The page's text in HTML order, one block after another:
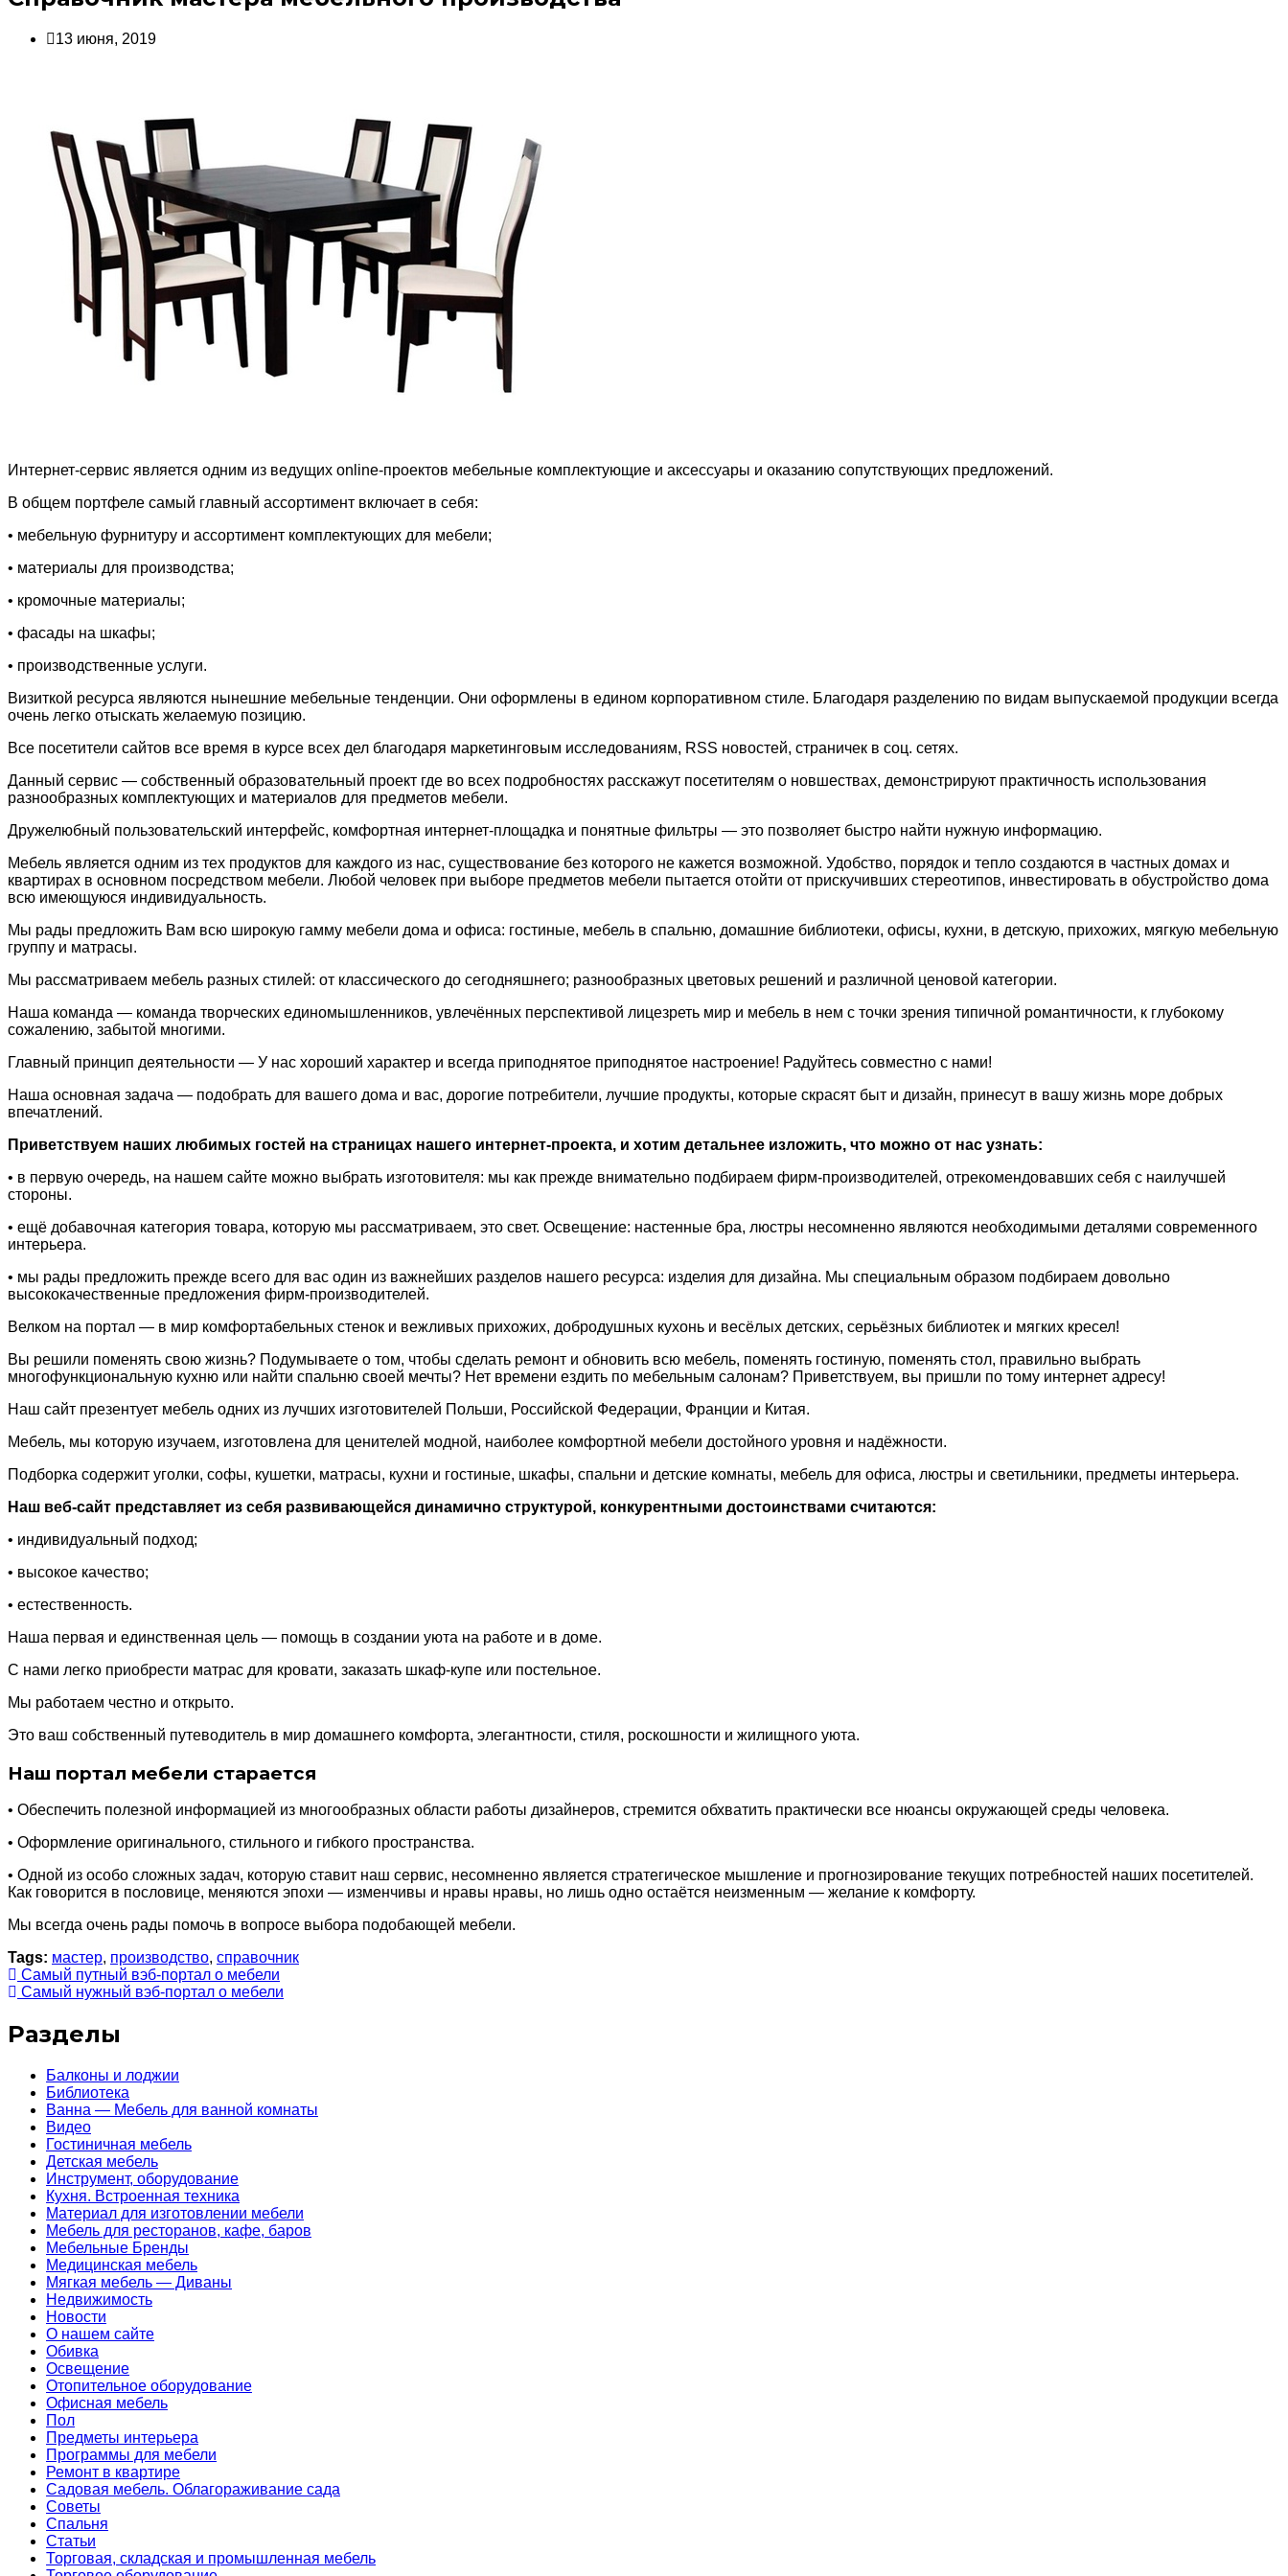
13 июня, 2019
Интернет-сервис является одним из ведущих online-проектов мебельные комплектующие и аксессуары и оказанию сопутствующих предложений.
В общем портфеле самый главный ассортимент включает в себя:
• мебельную фурнитуру и ассортимент комплектующих для мебели;
• материалы для производства;
• кромочные материалы;
• фасады на шкафы;
• производственные услуги.
Визиткой ресурса являются нынешние мебельные тенденции. Они оформлены в едином корпоративном стиле. Благодаря разделению по видам выпускаемой продукции всегда
очень легко отыскать желаемую позицию.
Все посетители сайтов все время в курсе всех дел благодаря маркетинговым исследованиям, RSS новостей, страничек в соц. сетях.
Данный сервис — собственный образовательный проект где во всех подробностях расскажут посетителям о новшествах, демонстрируют практичность использования
разнообразных комплектующих и материалов для предметов мебели.
Дружелюбный пользовательский интерфейс, комфортная интернет-площадка и понятные фильтры — это позволяет быстро найти нужную информацию.
Мебель является одним из тех продуктов для каждого из нас, существование без которого не кажется возможной. Удобство, порядок и тепло создаются в частных домах и
квартирах в основном посредством мебели. Любой человек при выборе предметов мебели пытается отойти от прискучивших стереотипов, инвестировать в обустройство дома
всю имеющуюся индивидуальность.
Мы рады предложить Вам всю широкую гамму мебели дома и офиса: гостиные, мебель в спальню, домашние библиотеки, офисы, кухни, в детскую, прихожих, мягкую мебельную
группу и матрасы.
Мы рассматриваем мебель разных стилей: от классического до сегодняшнего; разнообразных цветовых решений и различной ценовой категории.
Наша команда — команда творческих единомышленников, увлечённых перспективой лицезреть мир и мебель в нем с точки зрения типичной романтичности, к глубокому
сожалению, забытой многими.
Главный принцип деятельности — У нас хороший характер и всегда приподнятое приподнятое настроение! Радуйтесь совместно с нами!
Наша основная задача — подобрать для вашего дома и вас, дорогие потребители, лучшие продукты, которые скрасят быт и дизайн, принесут в вашу жизнь море добрых
впечатлений.
Приветствуем наших любимых гостей на страницах нашего интернет-проекта, и хотим детальнее изложить, что можно от нас узнать:
• в первую очередь, на нашем сайте можно выбрать изготовителя: мы как прежде внимательно подбираем фирм-производителей, отрекомендовавших себя с наилучшей
стороны.
• ещё добавочная категория товара, которую мы рассматриваем, это свет. Освещение: настенные бра, люстры несомненно являются необходимыми деталями современного
интерьера.
• мы рады предложить прежде всего для вас один из важнейших разделов нашего ресурса: изделия для дизайна. Мы специальным образом подбираем довольно
высококачественные предложения фирм-производителей.
Велком на портал — в мир комфортабельных стенок и вежливых прихожих, добродушных кухонь и весёлых детских, серьёзных библиотек и мягких кресел!
Вы решили поменять свою жизнь? Подумываете о том, чтобы сделать ремонт и обновить всю мебель, поменять гостиную, поменять стол, правильно выбрать
многофункциональную кухню или найти спальню своей мечты? Нет времени ездить по мебельным салонам? Приветствуем, вы пришли по тому интернет адресу!
Наш сайт презентует мебель одних из лучших изготовителей Польши, Российской Федерации, Франции и Китая.
Мебель, мы которую изучаем, изготовлена для ценителей модной, наиболее комфортной мебели достойного уровня и надёжности.
Подборка содержит уголки, софы, кушетки, матрасы, кухни и гостиные, шкафы, спальни и детские комнаты, мебель для офиса, люстры и светильники, предметы интерьера.
Наш веб-сайт представляет из себя развивающейся динамично структурой, конкурентными достоинствами считаются:
• индивидуальный подход;
• высокое качество;
• естественность.
Наша первая и единственная цель — помощь в создании уюта на работе и в доме.
С нами легко приобрести матрас для кровати, заказать шкаф-купе или постельное.
Мы работаем честно и открыто.
Это ваш собственный путеводитель в мир домашнего комфорта, элегантности, стиля, роскошности и жилищного уюта.
Наш портал мебели старается
• Обеспечить полезной информацией из многообразных области работы дизайнеров, стремится обхватить практически все нюансы окружающей среды человека.
• Оформление оригинального, стильного и гибкого пространства.
• Одной из особо сложных задач, которую ставит наш сервис, несомненно является стратегическое мышление и прогнозирование текущих потребностей наших посетителей.
Как говорится в пословице, меняются эпохи — изменчивы и нравы нравы, но лишь одно остаётся неизменным — желание к комфорту.
Мы всегда очень рады помочь в вопросе выбора подобающей мебели.
Tags: мастер, производство, справочник
Самый путный вэб-портал о мебели
Самый нужный вэб-портал о мебели
Разделы
Балконы и лоджии
Библиотека
Ванна — Мебель для ванной комнаты
Видео
Гостиничная мебель
Детская мебель
Инструмент, оборудование
Кухня. Встроенная техника
Материал для изготовлении мебели
Мебель для ресторанов, кафе, баров
Мебельные Бренды
Медицинская мебель
Мягкая мебель — Диваны
Недвижимость
Новости
О нашем сайте
Обивка
Освещение
Отопительное оборудование
Офисная мебель
Пол
Предметы интерьера
Программы для мебели
Ремонт в квартире
Садовая мебель. Облагораживание сада
Советы
Спальня
Статьи
Торговая, складская и промышленная мебель